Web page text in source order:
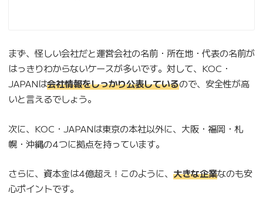
まず、怪しい会社だと運営会社の名前・所在地・代表の名前が
はっきりわからないケースが多いです。対して、KOC・
JAPANは会社情報をしっかり公表しているので、安全性が高
いと言えるでしょう。
次に、KOC・JAPANは東京の本社以外に、大阪・福岡・札
幌・沖縄の4つに拠点を持っています。
さらに、資本金は4億超え！このように、 大きな企業なのも安
心ポイントです。